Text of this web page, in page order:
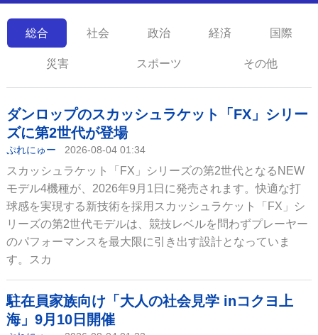
総合 社会 政治 経済 国際
災害 スポーツ その他
ダンロップのスカッシュラケット「FX」シリー
ズに第2世代が登場
ぷれにゅー 2026-08-04 01:34
スカッシュラケット「FX」シリーズの第2世代となるNEW
モデル4機種が、2026年9月1日に発売されます。快適な打
球感を実現する新技術を採用スカッシュラケット「FX」シ
リーズの第2世代モデルは、競技レベルを問わずプレーヤー
のパフォーマンスを最大限に引き出す設計となっていま
す。スカ
駐在員家族向け「大人の社会見学 inコクヨ上
海」9月10日開催